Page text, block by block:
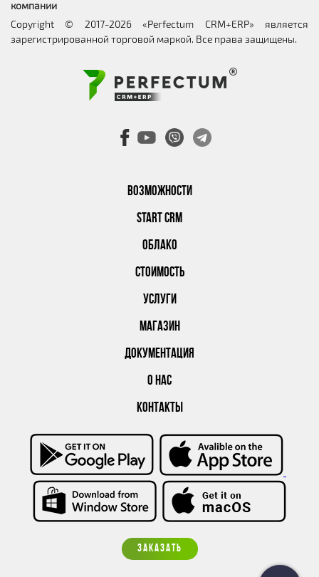
ВОЗМОЖНОСТИ
START CRM
ОБЛАКО
СТОИМОСТЬ
УСЛУГИ
МАГАЗИН
ДОКУМЕНТАЦИЯ
О НАС
КОНТАКТЫ
ЗАКАЗАТЬ
компании
Copyright © 2017-2026 «Perfectum CRM+ERP» является
зарегистрированной торговой маркой. Все права защищены.